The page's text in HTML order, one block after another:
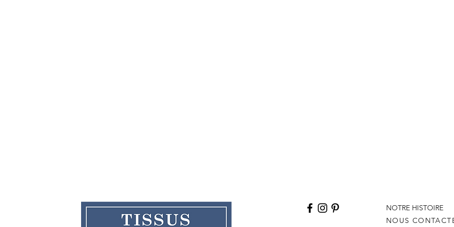
NOTRE HISTOIRE
NOUS